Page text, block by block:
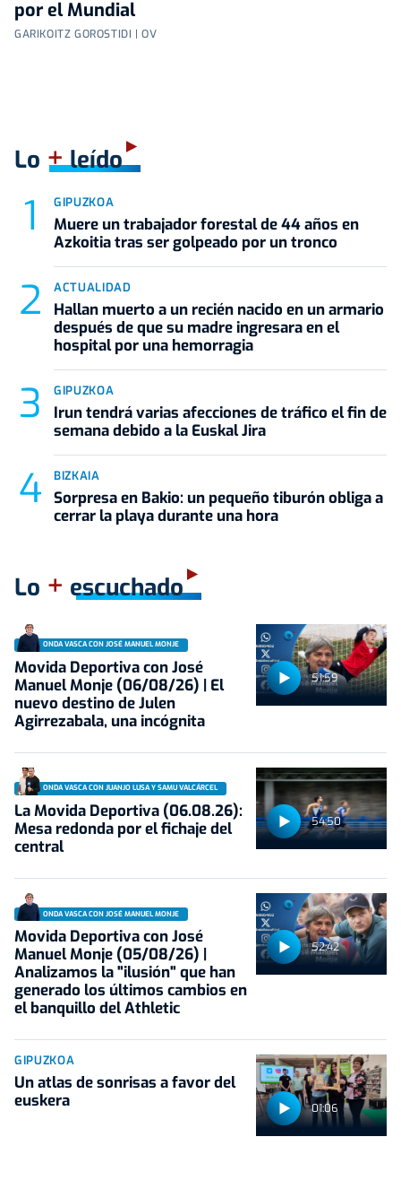
por el Mundial
GARIKOITZ GOROSTIDI | OV
Lo +leído
GIPUZKOA
Muere un trabajador forestal de 44 años en
Azkoitia tras ser golpeado por un tronco
ACTUALIDAD
Hallan muerto a un recién nacido en un armario
después de que su madre ingresara en el
hospital por una hemorragia
GIPUZKOA
Irun tendrá varias afecciones de tráfico el fin de
semana debido a la Euskal Jira
BIZKAIA
Sorpresa en Bakio: un pequeño tiburón obliga a
cerrar la playa durante una hora
Lo + escuchado
51:59
ONDA VASCA CON JOSÉ MANUEL MONJE
Movida Deportiva con José
Manuel Monje (06/08/26) | El
nuevo destino de Julen
Agirrezabala, una incógnita
54:50
ONDA VASCA CON JUANJO LUSA Y SAMU VALCÁRCEL
La Movida Deportiva (06.08.26):
Mesa redonda por el fichaje del
central
52:42
ONDA VASCA CON JOSÉ MANUEL MONJE
Movida Deportiva con José
Manuel Monje (05/08/26) |
Analizamos la "ilusión" que han
generado los últimos cambios en
el banquillo del Athletic
01:06
GIPUZKOA
Un atlas de sonrisas a favor del
euskera